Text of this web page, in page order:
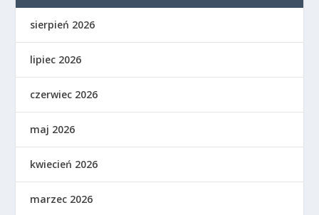
sierpień 2026
lipiec 2026
czerwiec 2026
maj 2026
kwiecień 2026
marzec 2026